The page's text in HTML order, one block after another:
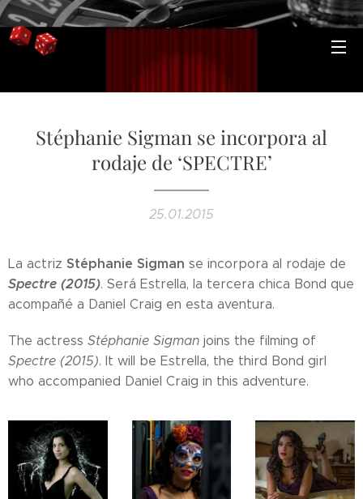
Stéphanie Sigman se incorpora al
rodaje de ‘SPECTRE’
25.01.2015
La actriz Stéphanie Sigman se incorpora al rodaje de
Spectre (2015). Será Estrella, la tercera chica Bond que
acompañé a Daniel Craig en esta aventura.
The actress Stéphanie Sigman joins the filming of
Spectre (2015). It will be Estrella, the third Bond girl
who accompanied Daniel Craig in this adventure.